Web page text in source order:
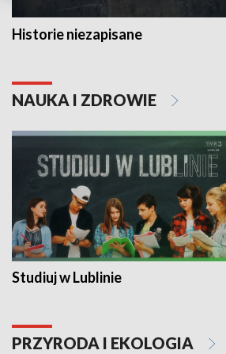
Historie niezapisane
NAUKA I ZDROWIE
Studiuj w Lublinie
PRZYRODA I EKOLOGIA